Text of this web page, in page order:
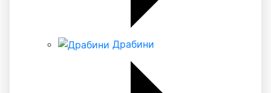
Драбини